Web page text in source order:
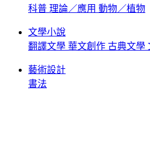
科普 理論／應用 動物／植物
文學小說
翻譯文學 華文創作 古典文學
藝術設計
書法